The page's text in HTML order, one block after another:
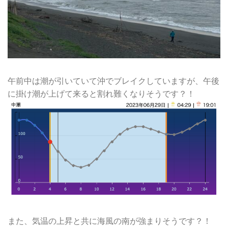
午前中は潮が引いていて沖でブレイクしていますが、午後
に掛け潮が上げて来ると割れ難くなりそうです？！
また、気温の上昇と共に海風の南が強まりそうです？！